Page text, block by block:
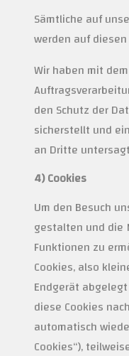
Sämtliche auf
werden auf
Wir haben mit
den Schutz der
sicherstellt und
an Dritte
4) Cookies
Um den Besuch
gestalten und die
Funktionen zu
Cookies, also
Endgerät
diese Cookies
automatisch
Cookies“),